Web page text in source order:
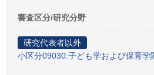
審査区分/研究分野
研究代表者以外
小区分09030:子ども学および保育学